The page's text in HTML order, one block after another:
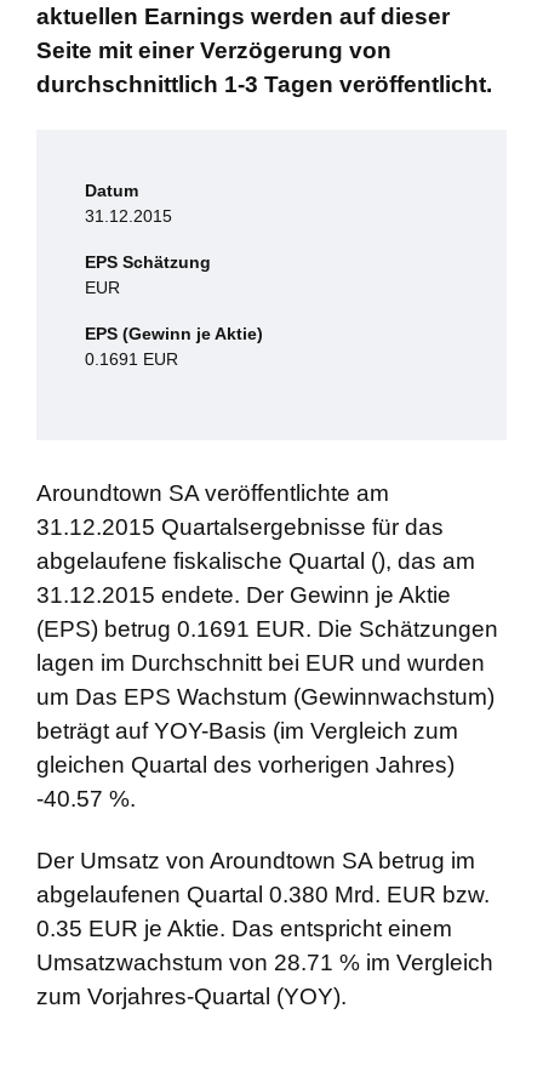
aktuellen Earnings werden auf dieser
Seite mit einer Verzögerung von
durchschnittlich 1-3 Tagen veröffentlicht.
Datum
31.12.2015
EPS Schätzung
EUR
EPS (Gewinn je Aktie)
0.1691 EUR
Aroundtown SA veröffentlichte am
31.12.2015 Quartalsergebnisse für das
abgelaufene fiskalische Quartal (), das am
31.12.2015 endete. Der Gewinn je Aktie
(EPS) betrug 0.1691 EUR. Die Schätzungen
lagen im Durchschnitt bei EUR und wurden
um Das EPS Wachstum (Gewinnwachstum)
beträgt auf YOY-Basis (im Vergleich zum
gleichen Quartal des vorherigen Jahres)
-40.57 %.
Der Umsatz von Aroundtown SA betrug im
abgelaufenen Quartal 0.380 Mrd. EUR bzw.
0.35 EUR je Aktie. Das entspricht einem
Umsatzwachstum von 28.71 % im Vergleich
zum Vorjahres-Quartal (YOY).